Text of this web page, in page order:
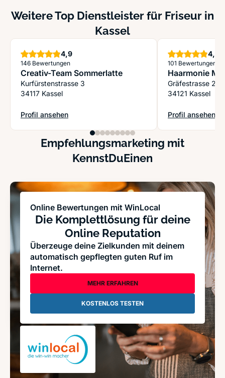
Weitere Top Dienstleister für Friseur in
Kassel
4,9Sterne
146 Bewertungen
Creativ-Team Sommerlatte
Kurfürstenstrasse 3
34117 Kassel
Profil ansehen
: Creativ-Team Sommerlatte
4,9
101 Bewertungen
Haarmonie
Gräfestrasse 2
34121 Kassel
Profil ansehen
: Haarmonie
Empfehlungsmarketing mit
KennstDuEinen
Online Bewertungen mit WinLocal
Die Komplettlösung für deine
Online Reputation
Überzeuge deine Zielkunden mit deinem
automatisch gepflegten guten Ruf im
Internet.
MEHR ERFAHREN
KOSTENLOS TESTEN